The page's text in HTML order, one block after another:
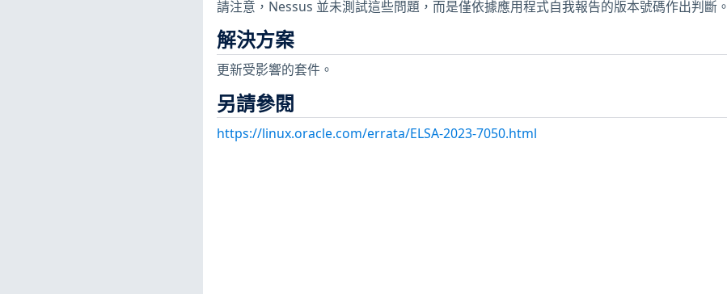
請注意，Nessus 並未測試這些問題，而是僅依據應用程式自我報告的版本號碼作出判斷。
解決方案
更新受影響的套件。
另請參閱
https://linux.oracle.com/errata/ELSA-2023-7050.html